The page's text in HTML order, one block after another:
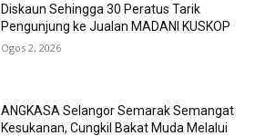
Diskaun Sehingga 30 Peratus Tarik
Pengunjung ke Jualan MADANI KUSKOP
Ogos 2, 2026
ANGKASA Selangor Semarak Semangat
Kesukanan, Cungkil Bakat Muda Melalui